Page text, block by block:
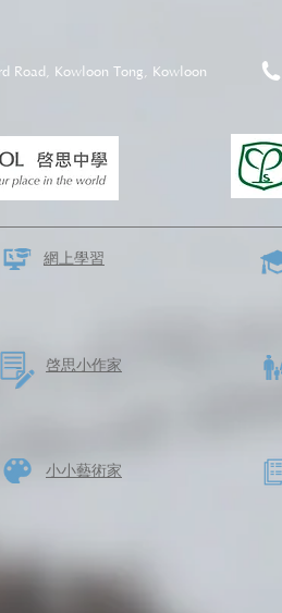
Road, Kowloon Tong, Kowloon
網上學習
啓思​小作家
​小小藝術家